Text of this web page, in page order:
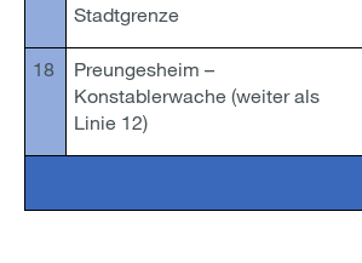
Stadtgrenze
18
Preungesheim –
Konstablerwache (weiter als
Linie 12)